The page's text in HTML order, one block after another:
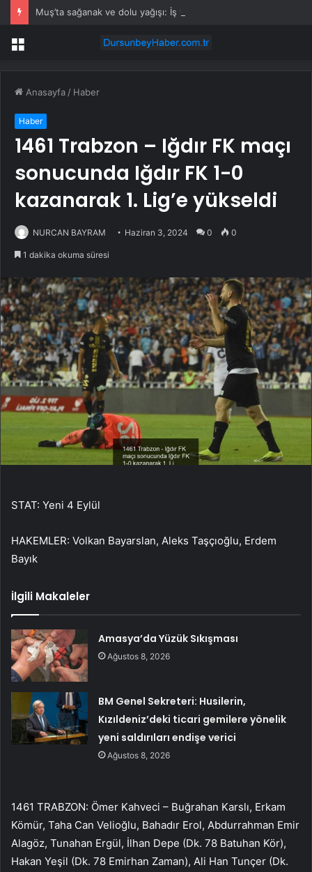
Muş’ta sağanak ve dolu yağışı: İş yerlerini su bastı
Menü
Anasayfa / Haber
Haber
1461 Trabzon – Iğdır FK maçı
sonucunda Iğdır FK 1-0
kazanarak 1. Lig’e yükseldi
NURCAN BAYRAM Haziran 3, 2024 0 0
1 dakika okuma süresi
STAT: Yeni 4 Eylül
HAKEMLER: Volkan Bayarslan, Aleks Taşçıoğlu, Erdem
Bayık
İlgili Makaleler
Amasya’da Yüzük Sıkışması
Ağustos 8, 2026
BM Genel Sekreteri: Husilerin,
Kızıldeniz’deki ticari gemilere yönelik
yeni saldırıları endişe verici
Ağustos 8, 2026
1461 TRABZON: Ömer Kahveci – Buğrahan Karslı, Erkam
Kömür, Taha Can Velioğlu, Bahadır Erol, Abdurrahman Emir
Alagöz, Tunahan Ergül, İlhan Depe (Dk. 78 Batuhan Kör),
Hakan Yeşil (Dk. 78 Emirhan Zaman), Ali Han Tunçer (Dk.